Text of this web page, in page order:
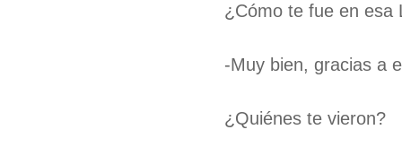
¿Cómo te fue en esa
-Muy bien, gracias a
¿Quiénes te vieron?